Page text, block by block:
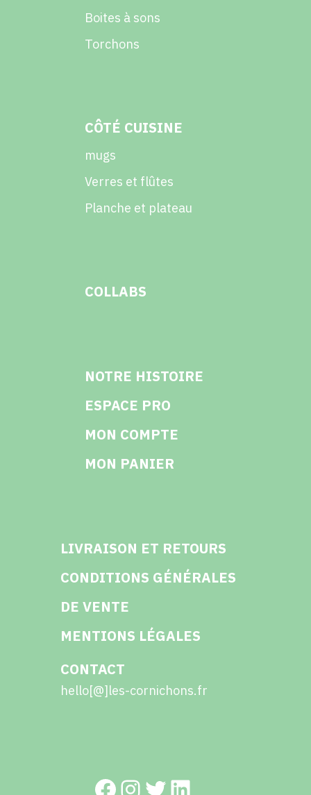
Boites à sons
Torchons
CÔTÉ CUISINE
mugs
Verres et flûtes
Planche et plateau
COLLABS
NOTRE HISTOIRE
ESPACE PRO
MON COMPTE
MON PANIER
LIVRAISON ET RETOURS
CONDITIONS GÉNÉRALES
DE VENTE
MENTIONS LÉGALES
CONTACT
hello[@]les-cornichons.fr
Facebook
Instagram
TwitterLinkedIn